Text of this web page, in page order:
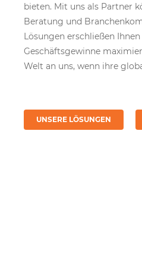
bieten. Mit uns als Partner
Beratung und
Lösungen erschließen
Geschäftsgewinne
Welt an uns, wenn ihre
UNSERE LÖSUNGEN